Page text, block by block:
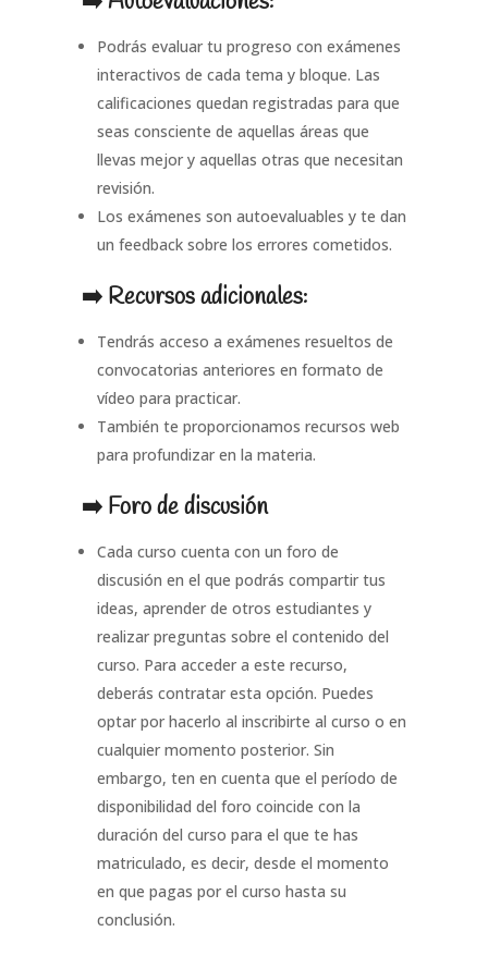
Podrás evaluar tu progreso con exámenes
interactivos de cada tema y bloque. Las
calificaciones quedan registradas para que
seas consciente de aquellas áreas que
llevas mejor y aquellas otras que necesitan
revisión.
Los exámenes son autoevaluables y te dan
un feedback sobre los errores cometidos.
➡️ Recursos adicionales:
Tendrás acceso a exámenes resueltos de
convocatorias anteriores en formato de
vídeo para practicar.
También te proporcionamos recursos web
para profundizar en la materia.
➡️ Foro de discusión
Cada curso cuenta con un foro de
discusión en el que podrás compartir tus
ideas, aprender de otros estudiantes y
realizar preguntas sobre el contenido del
curso. Para acceder a este recurso,
deberás contratar esta opción. Puedes
optar por hacerlo al inscribirte al curso o en
cualquier momento posterior. Sin
embargo, ten en cuenta que el período de
disponibilidad del foro coincide con la
duración del curso para el que te has
matriculado, es decir, desde el momento
en que pagas por el curso hasta su
conclusión.